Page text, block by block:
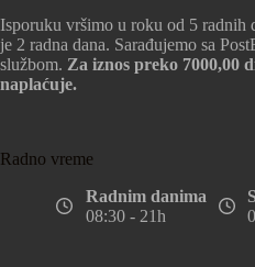
Isporuku vršimo u roku od 5 radnih
je 2 radna dana. Sarađujemo sa
službom. Za iznos preko 7000,00
naplaćuje.
Radno vreme
Radnim danima
08:30 - 21h